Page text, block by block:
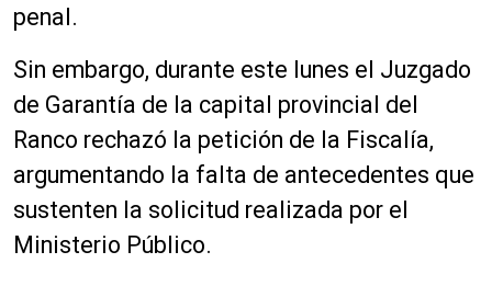
penal.
Sin embargo, durante este lunes el Juzgado
de Garantía de la capital provincial del
Ranco rechazó la petición de la Fiscalía,
argumentando la falta de antecedentes que
sustenten la solicitud realizada por el
Ministerio Público.